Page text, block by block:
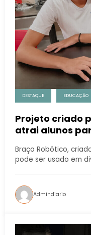
DESTAQUE EDUCAÇÃO
Projeto criado
atrai alunos
Braço Robótico,
pode ser usado em
Admindiario